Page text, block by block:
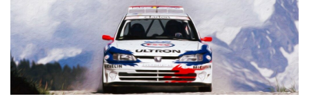
contenu